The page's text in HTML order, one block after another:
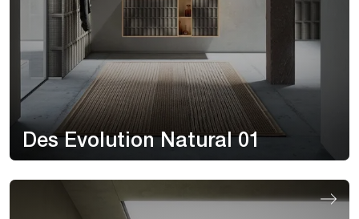
Des Evolution Natural 01